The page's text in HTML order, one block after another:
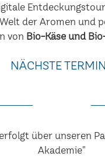
der Aromen und
von Bio-Käse und
NÄCHSTE
über unseren
Akademie"